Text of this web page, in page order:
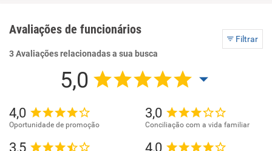
Avaliações de funcionários
Filtrar
3 Avaliações relacionadas a sua busca
5,0
4,0
Oportunidade de promoção
3,0
Conciliação com a vida familiar
3,5 4,0